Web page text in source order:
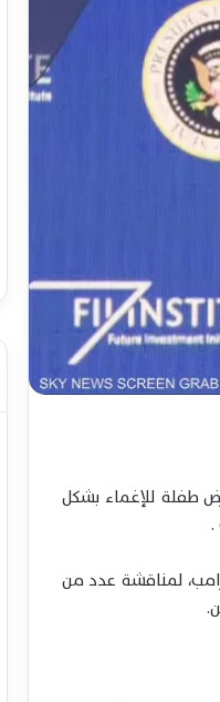
طفلة للإغماء بشكل
.
لمناقشة عدد من